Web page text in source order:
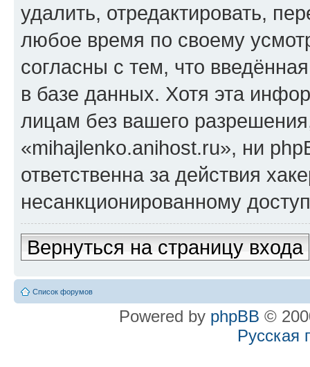
удалить, отредактировать,
любое время по своему
согласны с тем, что
в базе данных. Хотя эта
лицам без вашего
«mihajlenko.anihost.ru», ни
ответственна за действия
несанкционированному
Вернуться на страницу входа
Список форумов
Powered by phpBB ©
Русская